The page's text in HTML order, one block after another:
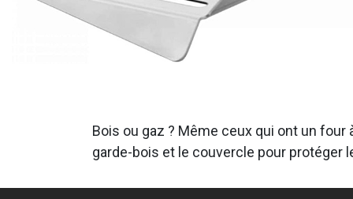
Bois ou gaz ? Même ceux qui ont un
garde-bois et le couvercle pour protéger